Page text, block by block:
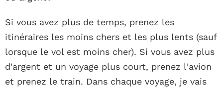
Si vous avez plus de temps, prenez les
itinéraires les moins chers et les plus lents (sauf
lorsque le vol est moins cher). Si vous avez plus
d'argent et un voyage plus court, prenez l'avion
et prenez le train. Dans chaque voyage, je vais